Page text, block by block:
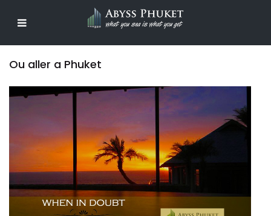
Ou aller a Phuket